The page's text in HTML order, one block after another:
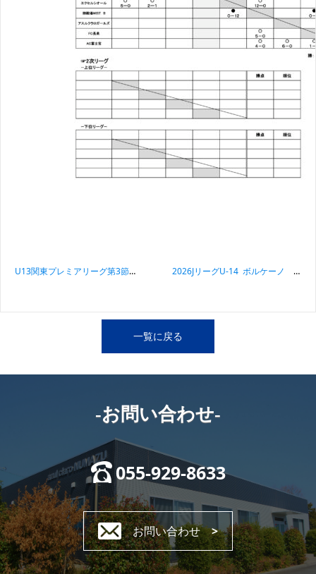
U13関東プレミアリーグ第3節 アスルクラロ沼津U15試合結果 2026JリーグU-14 ボルケーノ 5月30日アスルクラロ沼津U15試合結果
一覧に戻る
-お問い合わせ-
055-929-8633
お問い合わせ